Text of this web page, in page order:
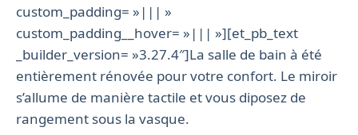
custom_padding= »||| »
custom_padding__hover= »||| »][et_pb_text
_builder_version= »3.27.4″]La salle de bain à été
entièrement rénovée pour votre confort. Le miroir
s’allume de manière tactile et vous diposez de
rangement sous la vasque.